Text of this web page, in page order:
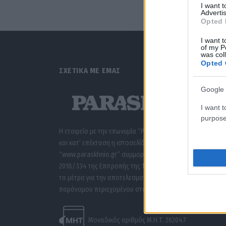
I want
Opted
I want
of my
was
Opted
Google
I want
ΣΧΕΤΙΚΑ ΜΕ ΕΜΑΣ
Η εταιρεία με την επωνυμία “POLITICAL MEDIA GROUP A.E.”
και κατ’ επέκταση η ιστοσελίδα που κατέχει αυτή
“www.paraskhnio.gr” συμμορφώνονται με τη Σύσταση (ΕΕ)
2018/334 της Επιτροπής της 1ης Μαρτίου 2018 σχετικά με
τα μέτρα για την αποτελεσματική αντιμετώπιση του
παράνομου περιεχομένου στο διαδίκτυο (L 63).
Μοναδικός αριθμός Μ.Η.Τ. 262047